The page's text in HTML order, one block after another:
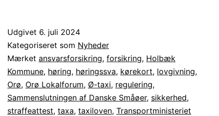
for
regulering
den
Udgivet 6. juli 2024
Kategoriseret som Nyheder
Mærket ansvarsforsikring, forsikring, Holbæk
Kommune, høring, høringssva, kørekort, lovgivning,
Orø, Orø Lokalforum, Ø-taxi, regulering,
Sammenslutningen af Danske Småøer, sikkerhed,
straffeattest, taxa, taxiloven, Transportministeriet